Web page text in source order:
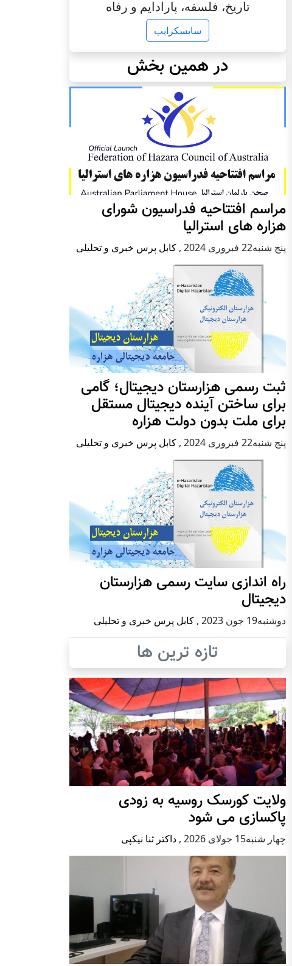
تاریخ، فلسفه، پارادایم و رفاه
سابسکرایب
در همین بخش
مراسم افتتاحیه فدراسیون شورای
هزاره های استرالیا
پنج شنبه22 فبروری 2024 , کابل پرس خبری و تحلیلی
ثبت رسمی هزارستان دیجیتال؛ گامی
برای ساختن آینده دیجیتال مستقل
برای ملت بدون دولت هزاره
پنج شنبه22 فبروری 2024 , کابل پرس خبری و تحلیلی
راه اندازی سایت رسمی هزارستان
دیجیتال
دوشنبه19 جون 2023 , کابل پرس خبری و تحلیلی
تازه ترین ها
ولایت کورسک روسیه به زودی
پاکسازی می شود
چهار شنبه15 جولای 2026 , داکتر ثنا نیکپی